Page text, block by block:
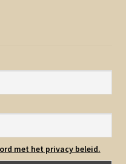
met het privacy beleid.